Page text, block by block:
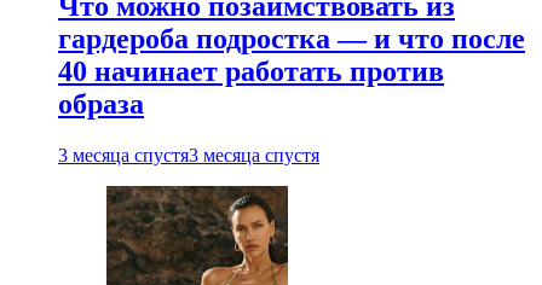
Что можно позаимствовать из
гардероба подростка — и что после
40 начинает работать против
образа
3 месяца спустя3 месяца спустя